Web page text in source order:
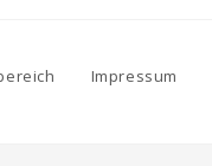
Impressum